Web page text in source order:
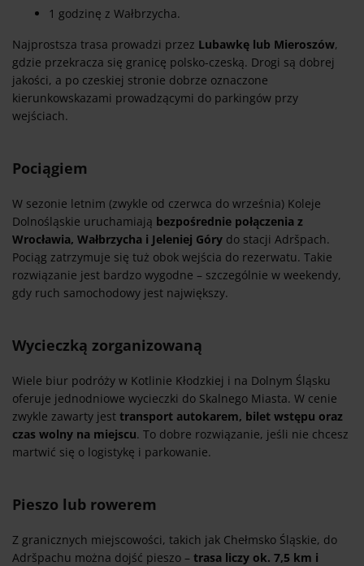
1 godzinę z Wałbrzycha.
Najprostsza trasa prowadzi przez Lubawkę lub Mieroszów,
gdzie przekracza się granicę polsko-czeską. Drogi są dobrej
jakości, a po czeskiej stronie dobrze oznaczone
kierunkowskazami prowadzącymi do parkingów przy
wejściach.
Pociągiem
W sezonie letnim (zwykle od czerwca do września) Koleje
Dolnośląskie uruchamiają bezpośrednie połączenia z
Wrocławia, Wałbrzycha i Jeleniej Góry do stacji Adršpach.
Pociąg zatrzymuje się tuż obok wejścia do rezerwatu. Takie
rozwiązanie jest bardzo wygodne – szczególnie w weekendy,
gdy ruch samochodowy jest największy.
Wycieczką zorganizowaną
Wiele biur podróży w Kotlinie Kłodzkiej i na Dolnym Śląsku
oferuje jednodniowe wycieczki do Skalnego Miasta. W cenie
zwykle zawarty jest transport autokarem, bilet wstępu oraz
czas wolny na miejscu. To dobre rozwiązanie, jeśli nie chcesz
martwić się o logistykę i parkowanie.
Pieszo lub rowerem
Z granicznych miejscowości, takich jak Chełmsko Śląskie, do
Adršpachu można dojść pieszo – trasa liczy ok. 7,5 km i